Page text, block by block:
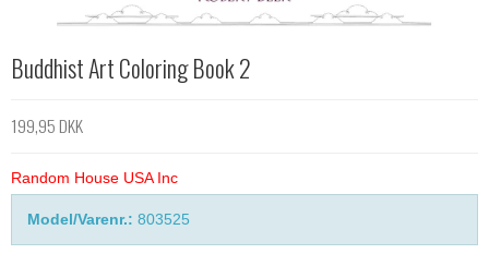
Buddhist Art Coloring Book 2
199,95 DKK
Random House USA Inc
Model/Varenr.: 803525